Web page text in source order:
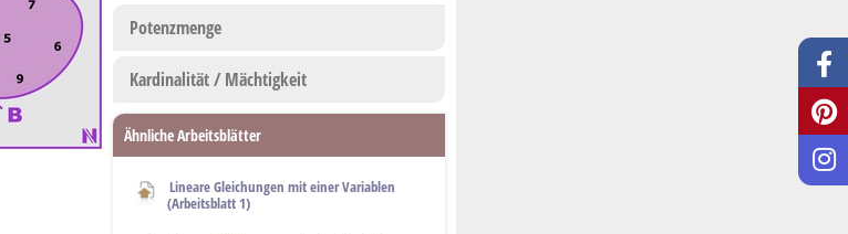
Potenzmenge
Kardinalität / Mächtigkeit
Ähnliche Arbeitsblätter
Lineare Gleichungen mit einer Variablen
(Arbeitsblatt 1)